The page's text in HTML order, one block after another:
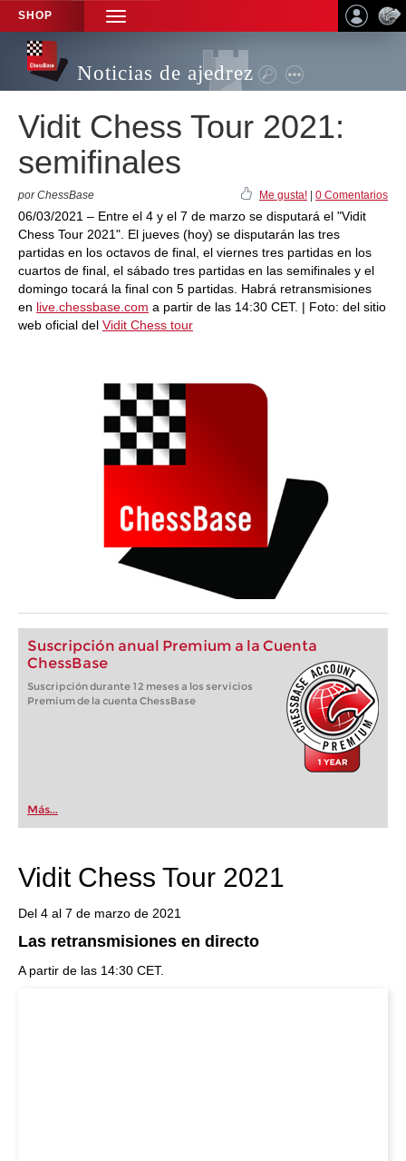
SHOP
TOGGLE
NAVIGATION
Noticias de ajedrez
Vidit Chess Tour 2021:
semifinales
por ChessBase Me gusta! 0 Comentarios
06/03/2021 – Entre el 4 y el 7 de marzo se disputará el "Vidit
Chess Tour 2021". El jueves (hoy) se disputarán las tres
partidas en los octavos de final, el viernes tres partidas en los
cuartos de final, el sábado tres partidas en las semifinales y el
domingo tocará la final con 5 partidas. Habrá retransmisiones
en live.chessbase.com a partir de las 14:30 CET. | Foto: del sitio
web oficial del Vidit Chess tour
Suscripción anual Premium a la Cuenta
ChessBase
Suscripción durante 12 meses a los servicios
Premium de la cuenta ChessBase
Más...
Vidit Chess Tour 2021
Del 4 al 7 de marzo de 2021
Las retransmisiones en directo
A partir de las 14:30 CET.